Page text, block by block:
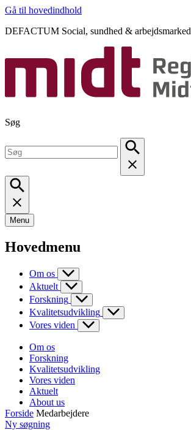
Gå til hovedindhold
DEFACTUM Social, sundhed & arbejdsmarked
Søg
Menu
Hovedmenu
Om os
Aktuelt
Forskning
Kvalitetsudvikling
Vores viden
Om os
Forskning
Kvalitetsudvikling
Vores viden
Aktuelt
About us
Forside Medarbejdere
Ny søgning